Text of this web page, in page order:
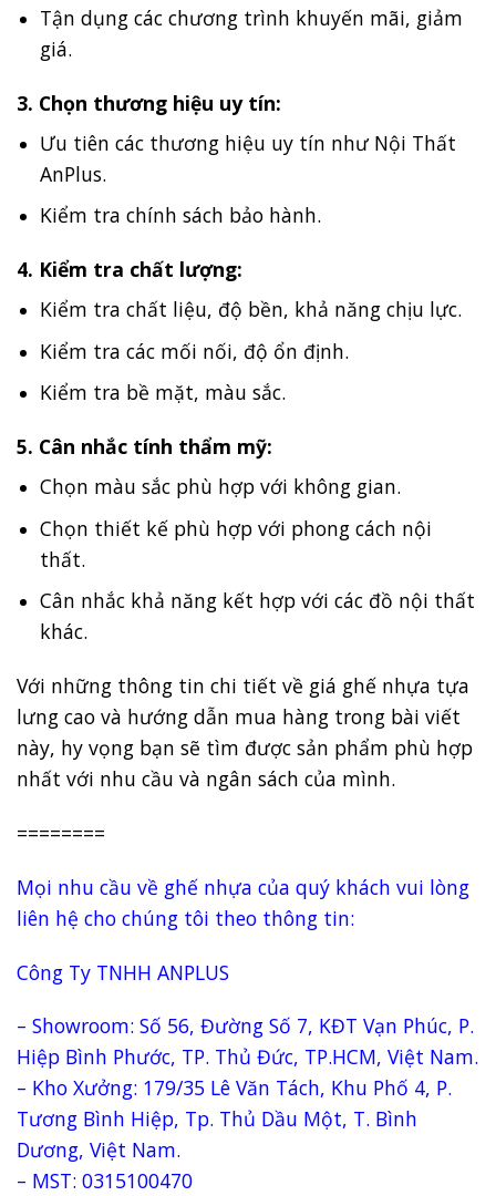
Tận dụng các chương trình khuyến mãi, giảm
giá.
3. Chọn thương hiệu uy tín:
Ưu tiên các thương hiệu uy tín như Nội Thất
AnPlus.
Kiểm tra chính sách bảo hành.
4. Kiểm tra chất lượng:
Kiểm tra chất liệu, độ bền, khả năng chịu lực.
Kiểm tra các mối nối, độ ổn định.
Kiểm tra bề mặt, màu sắc.
5. Cân nhắc tính thẩm mỹ:
Chọn màu sắc phù hợp với không gian.
Chọn thiết kế phù hợp với phong cách nội
thất.
Cân nhắc khả năng kết hợp với các đồ nội thất
khác.
Với những thông tin chi tiết về giá ghế nhựa tựa
lưng cao và hướng dẫn mua hàng trong bài viết
này, hy vọng bạn sẽ tìm được sản phẩm phù hợp
nhất với nhu cầu và ngân sách của mình.
========
Mọi nhu cầu về ghế nhựa của quý khách vui lòng
liên hệ cho chúng tôi theo thông tin:
Công Ty TNHH ANPLUS
– Showroom: Số 56, Đường Số 7, KĐT Vạn Phúc, P.
Hiệp Bình Phước, TP. Thủ Đức, TP.HCM, Việt Nam.
– Kho Xưởng: 179/35 Lê Văn Tách, Khu Phố 4, P.
Tương Bình Hiệp, Tp. Thủ Dầu Một, T. Bình
Dương, Việt Nam.
– MST: 0315100470